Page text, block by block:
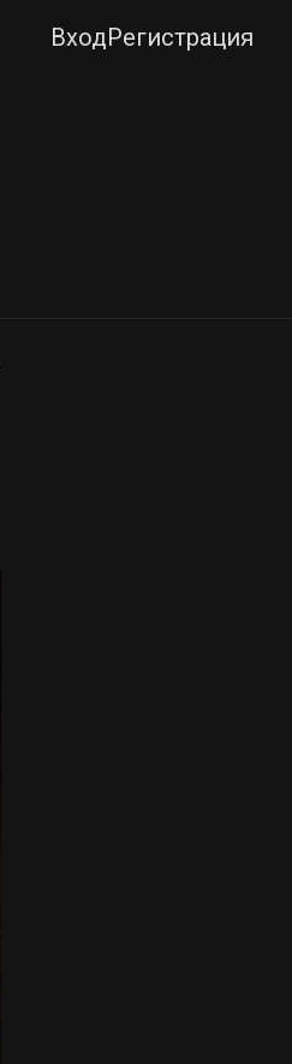
ВходРегистрация